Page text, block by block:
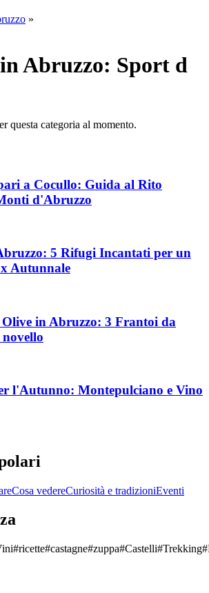
»
Abruzzo: Sport d
questa categoria al momento.
a Cocullo: Guida al Rito
d'Abruzzo
5 Rifugi Incantati per un
Autunnale
in Abruzzo: 3 Frantoi da
l'Autunno: Montepulciano e Vino
Cosa vedereCuriosità e tradizioniEventi
#ricette#castagne#zuppa#Castelli#Trekking#